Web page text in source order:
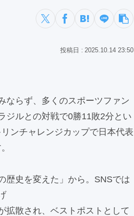
2025.10.14 23:50
ならず、多くのスポーツファン
ジルとの対戦で0勝11敗2分とい
ンチャレンジカップで日本代表
歴史を変えた」から。SNSでは
拡散され、ベストポストとして